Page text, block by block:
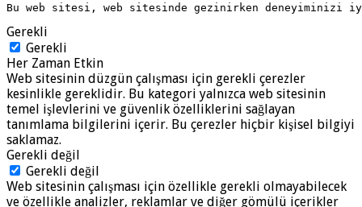
Bu web sitesi, web sitesinde gezinirken deneyiminizi
Gerekli
Gerekli
Her Zaman Etkin
Web sitesinin düzgün çalışması için gerekli çerezler
kesinlikle gereklidir. Bu kategori yalnızca web sitesinin
temel işlevlerini ve güvenlik özelliklerini sağlayan
tanımlama bilgilerini içerir. Bu çerezler hiçbir kişisel bilgiyi
saklamaz.
Gerekli değil
Gerekli değil
Web sitesinin çalışması için özellikle gerekli olmayabilecek
ve özellikle analizler, reklamlar ve diğer gömülü içerikler